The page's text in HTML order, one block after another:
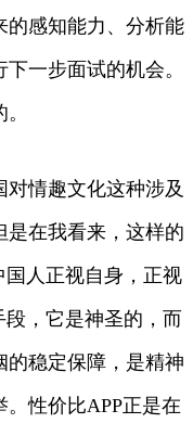
的感知能力、分析能
一步面试的机会。
情趣文化这种涉及
是在我看来，这样的
国人正视自身，正视
，它是神圣的，而
的稳定保障，是精神
性价比APP正是在